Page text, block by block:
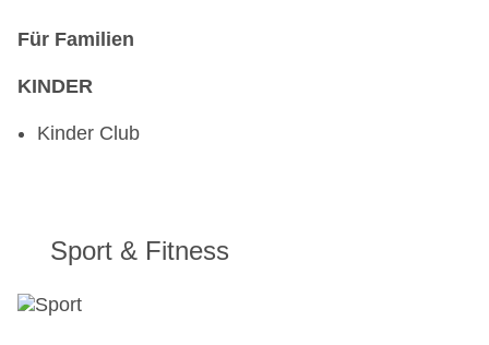
Für Familien
KINDER
Kinder Club
Sport & Fitness